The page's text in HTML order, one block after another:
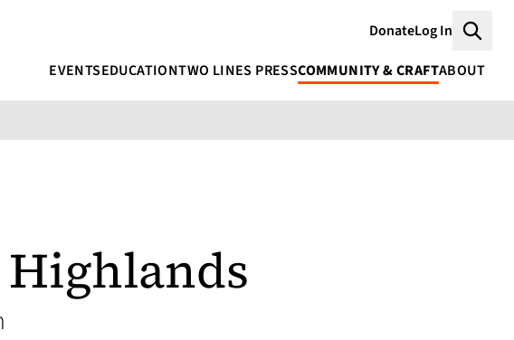
DonateLog In
EVENTSEDUCATIONTWO LINES PRESSCOMMUNITY & CRAFTABOUT